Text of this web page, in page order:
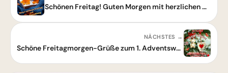
Schönen Freitag! Guten Morgen mit herzlichen Grüßen
NÄCHSTES →
Schöne Freitagmorgen-Grüße zum 1. Adventswochenende